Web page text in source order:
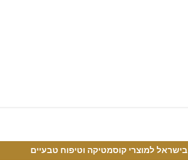
למוצרי קוסמטיקה וטיפוח טבעיים